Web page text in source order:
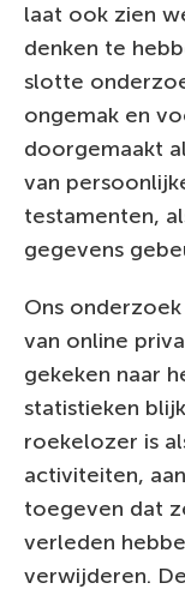
laat ook zien
denken te
slotte
ongemak en
doorgemaakt
van
testamenten,
gegevens
Ons
van online
gekeken naar
statistieken
roekelozer is
activiteiten,
toegeven dat
verleden
verwijderen.